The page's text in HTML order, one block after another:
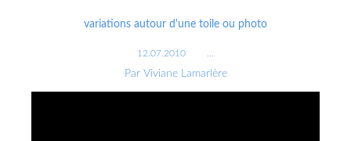
variations autour d'une toile ou photo
12.07.2010
Par Viviane Lamarlère